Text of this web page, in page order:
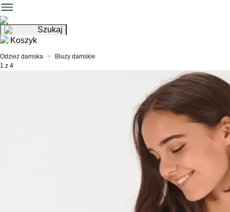
Szukaj
Koszyk
Odzież damska
Bluzy damskie
1 z 4